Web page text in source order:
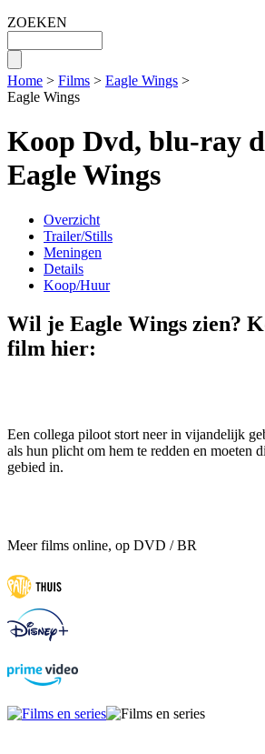
ZOEKEN
Home > Films > Eagle Wings >
Eagle Wings
Koop Dvd, blu-ray
Eagle Wings
Overzicht
Trailer/Stills
Meningen
Details
Koop/Huur
Wil je Eagle Wings zien?
film hier:
Een collega piloot stort neer in vijandelijk
als hun plicht om hem te redden en moeten
gebied in.
Meer films online, op DVD / BR